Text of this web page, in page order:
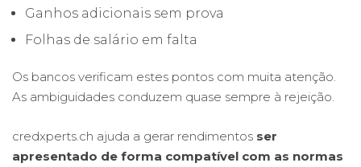
Ganhos adicionais sem prova
Folhas de salário em falta
Os bancos verificam estes pontos com muita atenção.
As ambiguidades conduzem quase sempre à rejeição.
credxperts.ch ajuda a gerar rendimentos ser
apresentado de forma compatível com as normas